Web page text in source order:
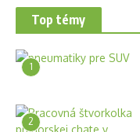
Top témy
1
2